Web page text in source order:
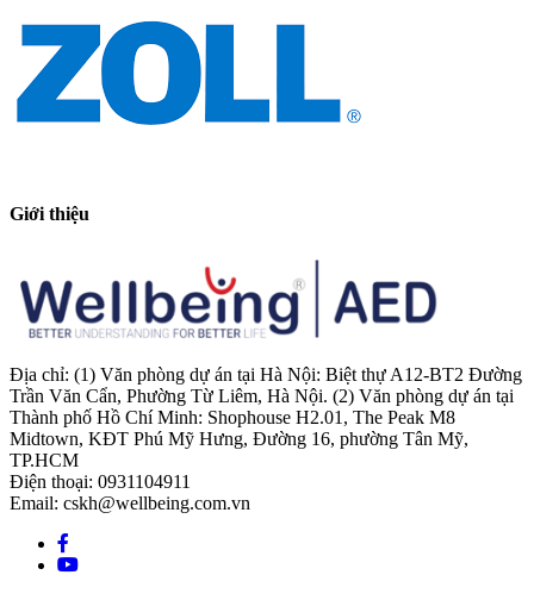
Giới thiệu
Địa chỉ: (1) Văn phòng dự án tại Hà Nội: Biệt thự A12-BT2 Đường
Trần Văn Cẩn, Phường Từ Liêm, Hà Nội. (2) Văn phòng dự án tại
Thành phố Hồ Chí Minh: Shophouse H2.01, The Peak M8
Midtown, KĐT Phú Mỹ Hưng, Đường 16, phường Tân Mỹ,
TP.HCM
Điện thoại: 0931104911
Email: cskh@wellbeing.com.vn